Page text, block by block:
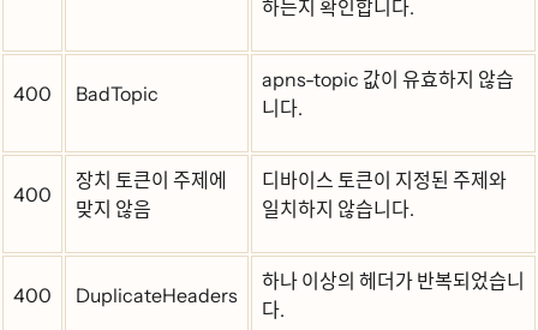
하는지 확인합니다.
400 BadTopic
apns-topic 값이 유효하지 않습
니다.
400
장치 토큰이 주제에
맞지 않음
디바이스 토큰이 지정된 주제와
일치하지 않습니다.
400 DuplicateHeaders
하나 이상의 헤더가 반복되었습니
다.